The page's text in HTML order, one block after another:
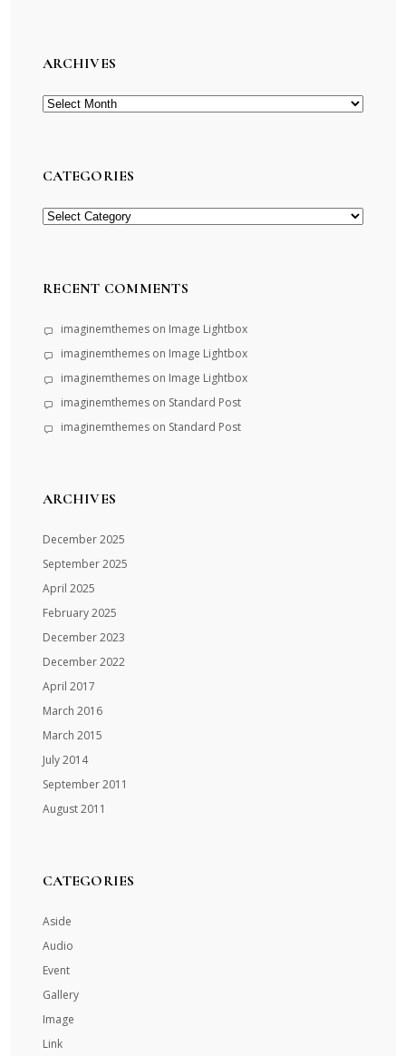
ARCHIVES
Archives
CATEGORIES
Categories
RECENT COMMENTS
imaginemthemes on Image Lightbox
imaginemthemes on Image Lightbox
imaginemthemes on Image Lightbox
imaginemthemes on Standard Post
imaginemthemes on Standard Post
ARCHIVES
December 2025
September 2025
April 2025
February 2025
December 2023
December 2022
April 2017
March 2016
March 2015
July 2014
September 2011
August 2011
CATEGORIES
Aside
Audio
Event
Gallery
Image
Link